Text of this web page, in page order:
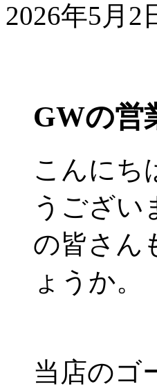
2026年5月2
GWの営
こんにち
うござい
の皆さん
ょうか。
当店のゴ